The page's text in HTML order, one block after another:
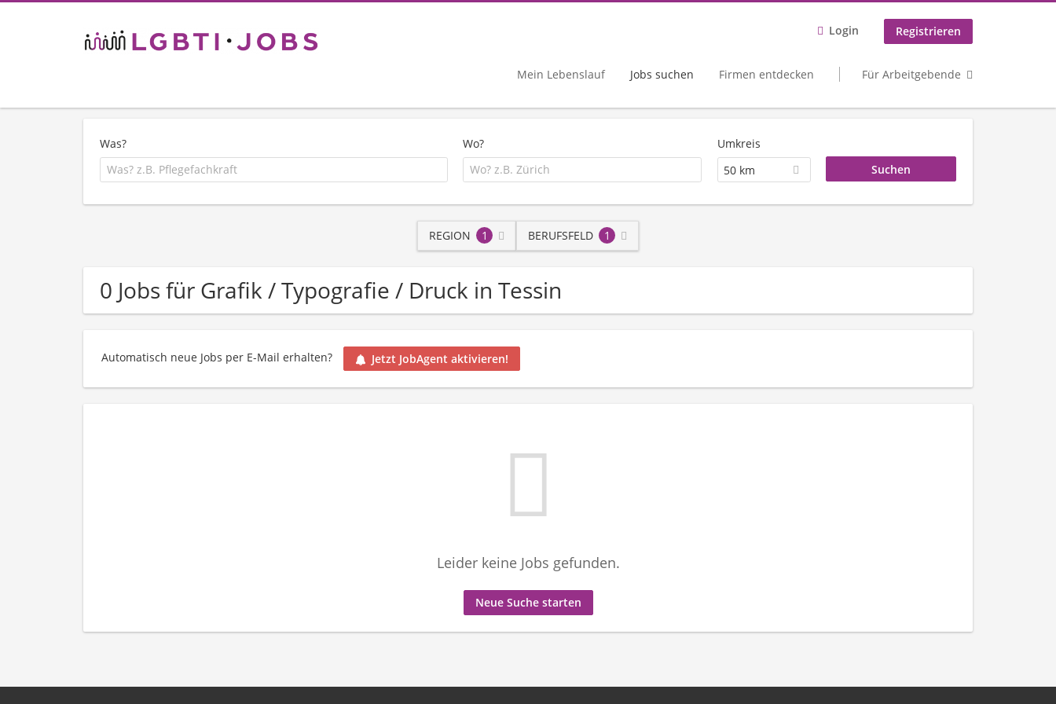
Login Registrieren
Mein Lebenslauf Jobs suchen Firmen entdecken Für Arbeitgebende
Was? Wo?
Umkreis
50 km
REGION 1 BERUFSFELD 1
0 Jobs für Grafik / Typografie / Druck in Tessin
Automatisch neue Jobs per E-Mail erhalten? Jetzt JobAgent aktivieren!
Leider keine Jobs gefunden.
Neue Suche starten